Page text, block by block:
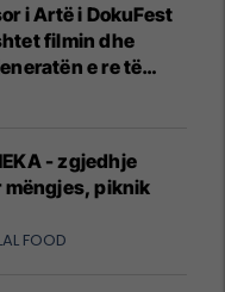
i Artë i DokuFest
filmin dhe
e re të
- zgjedhje
piknik
FOOD